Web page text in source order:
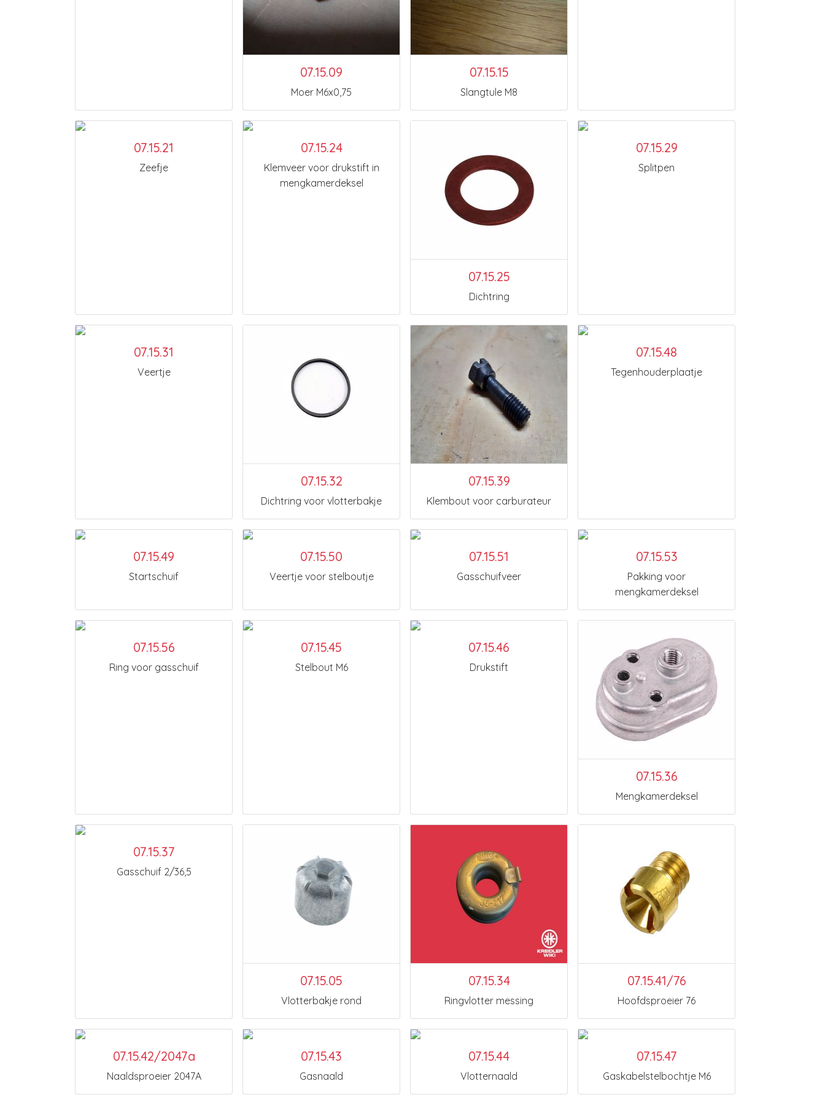
07.15.09
Moer M6x0,75
07.15.15
Slangtule M8
07.15.21
Zeefje
07.15.24
Klemveer voor drukstift in
mengkamerdeksel
07.15.25
Dichtring
07.15.29
Splitpen
07.15.31
Veertje
07.15.32
Dichtring voor vlotterbakje
07.15.39
Klembout voor carburateur
07.15.48
Tegenhouderplaatje
07.15.49
Startschuif
07.15.50
Veertje voor stelboutje
07.15.51
Gasschuifveer
07.15.53
Pakking voor
mengkamerdeksel
07.15.56
Ring voor gasschuif
07.15.45
Stelbout M6
07.15.46
Drukstift
07.15.36
Mengkamerdeksel
07.15.37
Gasschuif 2/36,5
07.15.05
Vlotterbakje rond
07.15.34
Ringvlotter messing
07.15.41/76
Hoofdsproeier 76
07.15.42/2047a
Naaldsproeier 2047A
07.15.43
Gasnaald
07.15.44
Vlotternaald
07.15.47
Gaskabelstelbochtje M6